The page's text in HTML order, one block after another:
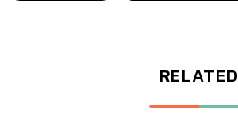
RELATED